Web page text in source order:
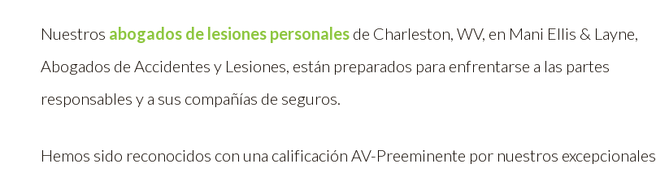
Nuestros abogados de lesiones personales de Charleston, WV, en Mani Ellis & Layne,
Abogados de Accidentes y Lesiones, están preparados para enfrentarse a las partes
responsables y a sus compañías de seguros.
Hemos sido reconocidos con una calificación AV-Preeminente por nuestros excepcionales